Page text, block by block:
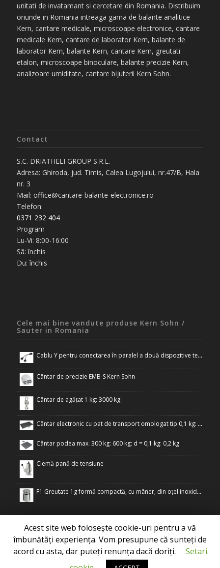
unitati de invatamant si cercetare din Romania. Distribuim
oriunde in Romania intreaga gama de balante analitice
Kern, cantare medicale, microscoape electronice, cantare
medicale Kern, cantare de laborator Kern, balante de
laborator Kern, balante Kern, cantare Kern, greutati
etalon, microscoape binoculare, balante precizie Kern,
analizoare umiditate, cantare bijuterii Kern Sohn.
Contact
S.C. DRIATHELI GROUP S.R.L.
Adresa: Ghiroda, jud. Timis, Calea Lugojului, nr.47/B, Hala
nr. 3
Mail: office@cantare-balante-electronice.ro
Telefon:
0371 232 404
Program
Lu-Vi: 8:00-16:00
Sâ: închis
Du: închis
Cele mai bine vandute produse Kern Sohn /
Sauter in Romania
Cablu Y pentru conectarea în paralel a două dispozitive terminale la interfața RS-232 a cântarului
Cântar de precizie EMB-S Kern Sohn
Cântar de agățat 1 kg: 3000 kg
Cântar electronic cu pat de transport omologat tip 0,1 kg: 300 kg
Cântar podea max. 300 kg: 600 kg: d = 0,1 kg: 0,2 kg
Clemă pană de tensiune
F1 Greutate 1g formă compactă, cu mâner, din oțel inoxidabil
Copyright © 2017 by S.C. DRIATHELI GROUP S.R.L.
Acest site web folosește cookie-uri pentru a vă
îmbunătăți experiența. Vom presupune că sunteți de
acord cu asta, dar puteți renunța dacă doriți.
Setari